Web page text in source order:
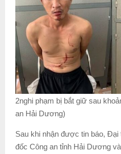
2nghi phạm bị bắt giữ sau
an Hải Dương)
Sau khi nhận được tin báo, Đại
đốc Công an tỉnh Hải Dương